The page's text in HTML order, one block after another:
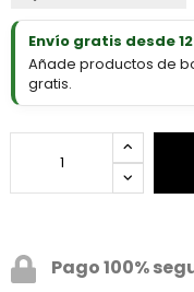
Envío gratis desde
Añade productos de
gratis.
Pago 100%